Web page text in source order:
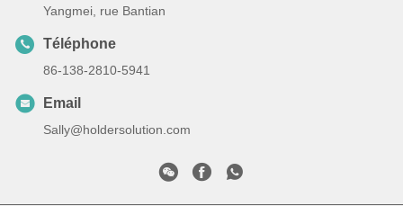
Yangmei, rue Bantian
Téléphone
86-138-2810-5941
Email
Sally@holdersolution.com